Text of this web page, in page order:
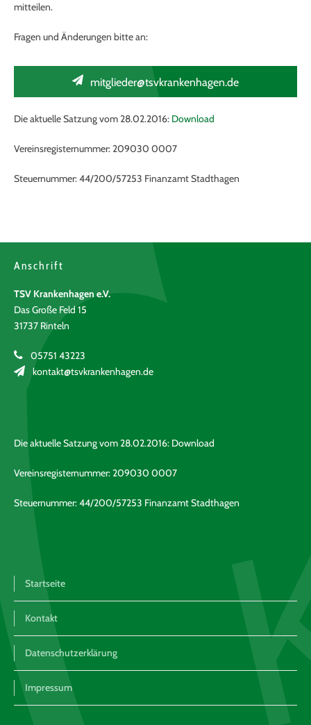
mitteilen.
Fragen und Änderungen bitte an:
mitglieder@tsvkrankenhagen.de
Die aktuelle Satzung vom 28.02.2016: Download
Vereinsregisternummer: 209030 0007
Steuernummer: 44/200/57253 Finanzamt Stadthagen
Anschrift
TSV Krankenhagen e.V.
Das Große Feld 15
31737 Rinteln
05751 43223
kontakt@tsvkrankenhagen.de
Die aktuelle Satzung vom 28.02.2016: Download
Vereinsregisternummer: 209030 0007
Steuernummer: 44/200/57253 Finanzamt Stadthagen
Startseite
Kontakt
Datenschutzerklärung
Impressum